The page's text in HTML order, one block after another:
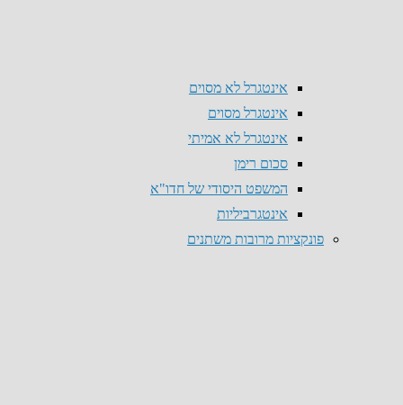
אינטגרל לא מסוים
אינטגרל מסוים
אינטגרל לא אמיתי
סכום רימן
המשפט היסודי של חדו"א
אינטגרביליות
פונקציות מרובות משתנים